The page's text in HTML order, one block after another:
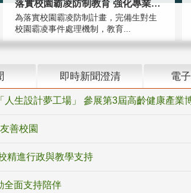
落實校園霸凌防制教育 強化專業知能
為落實校園霸凌防制計畫，完備生對生
校園霸凌事件處理機制，教育...
即時新聞澄清 電
生設計夢工場」 參展第3屆高齡健康產業
善校園
精進行政與教學支持
全面支持陪伴